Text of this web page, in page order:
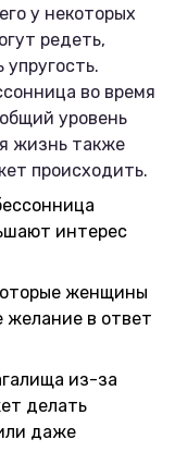
у некоторых
редеть,
во время
общий уровень
жизнь также
происходить.
интерес
женщины
желание в ответ
из-за
делать
даже